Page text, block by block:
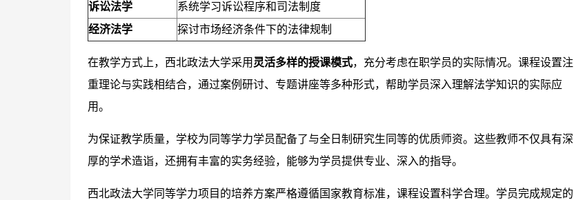
诉讼法学
系统学习诉讼程序和司法制度
经济法学
探讨市场经济条件下的法律规制
在教学方式上，西北政法大学采用 灵活多样的授课模式，充分考虑在职学员的实际情况。课程设置注
重理论与实践相结合，通过案例研讨、专题讲座等多种形式，帮助学员深入理解法学知识的实际应
用。
为保证教学质量，学校为同等学力学员配备了与全日制研究生同等的优质师资。这些教师不仅具有深
厚的学术造诣，还拥有丰富的实务经验，能够为学员提供专业、深入的指导。
西北政法大学同等学力项目的培养方案严格遵循国家教育标准，课程设置科学合理。学员完成规定的